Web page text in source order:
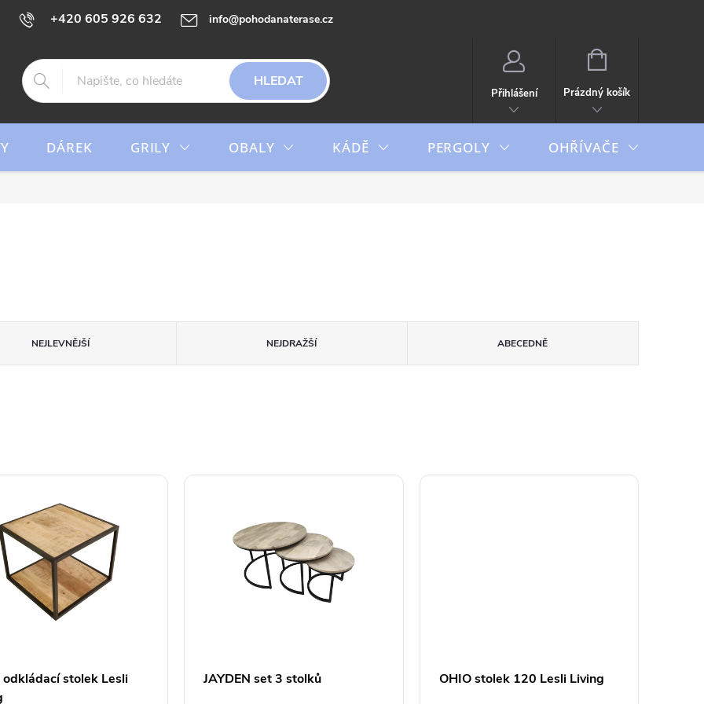
+420 605 926 632 info@pohodanaterase.cz
HLEDAT
Přihlášení
NÁKUPNÍ
Prázdný košík
DÁREK GRILY OBALY KÁDĚ PERGOLY OHŘÍVAČE
NEJLEVNĚJŠÍ NEJDRAŽŠÍ ABECEDNĚ
odkládací stolek Lesli
JAYDEN set 3 stolků OHIO stolek 120 Lesli Living